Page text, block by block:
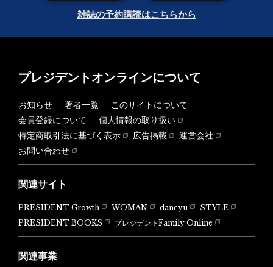
雑誌の予約購読はこちらから
プレジデントオンラインについて
お知らせ 著者一覧
このサイトについて
会員登録について
個人情報の取り扱い
特定商取引法に基づく表示
広告掲載
運営会社
お問い合わせ
関連サイト
PRESIDENT Growth WOMAN dancyu
STYLE
PRESIDENT BOOKS
プレジデントFamily Online
関連事業